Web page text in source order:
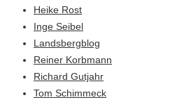
Heike Rost
Inge Seibel
Landsbergblog
Reiner Korbmann
Richard Gutjahr
Tom Schimmeck